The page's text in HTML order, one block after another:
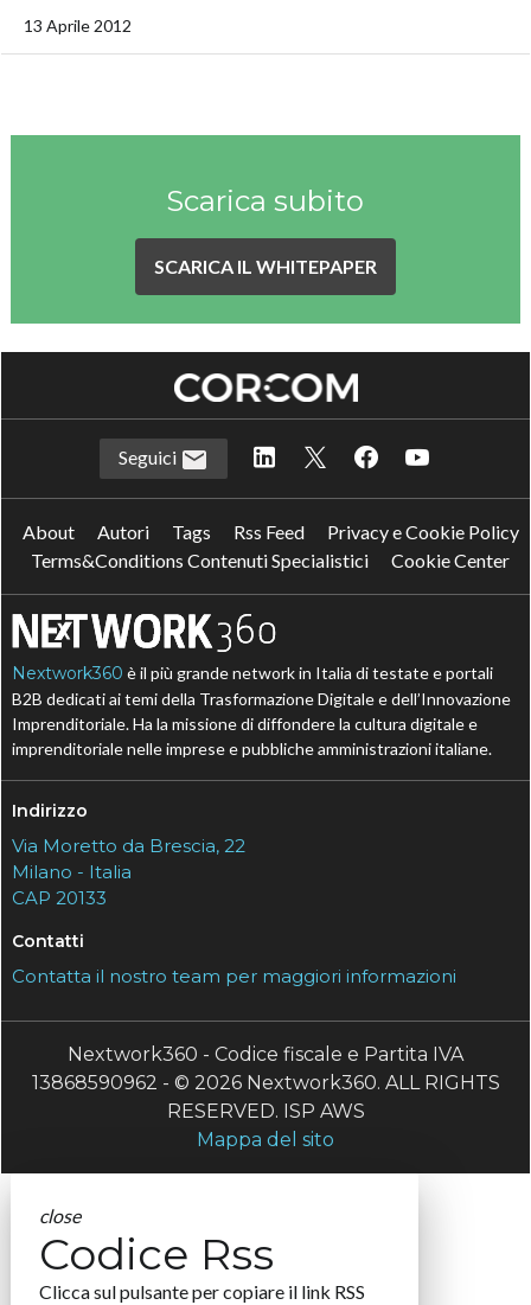
13 Aprile 2012
Scarica subito
SCARICA IL WHITEPAPER
Seguici
About Autori Tags Rss Feed
Privacy e Cookie Policy
Terms&Conditions Contenuti Specialistici
Cookie Center
Nextwork360 è il più grande network in Italia di testate e portali
B2B dedicati ai temi della Trasformazione Digitale e dell’Innovazione
Imprenditoriale. Ha la missione di diffondere la cultura digitale e
imprenditoriale nelle imprese e pubbliche amministrazioni italiane.
Indirizzo
Via Moretto da Brescia, 22
Milano - Italia
CAP 20133
Contatti
Contatta il nostro team per maggiori informazioni
Nextwork360 - Codice fiscale e Partita IVA
13868590962 - © 2026 Nextwork360. ALL RIGHTS
RESERVED. ISP AWS
Mappa del sito
close
Codice Rss
Clicca sul pulsante per copiare il link RSS